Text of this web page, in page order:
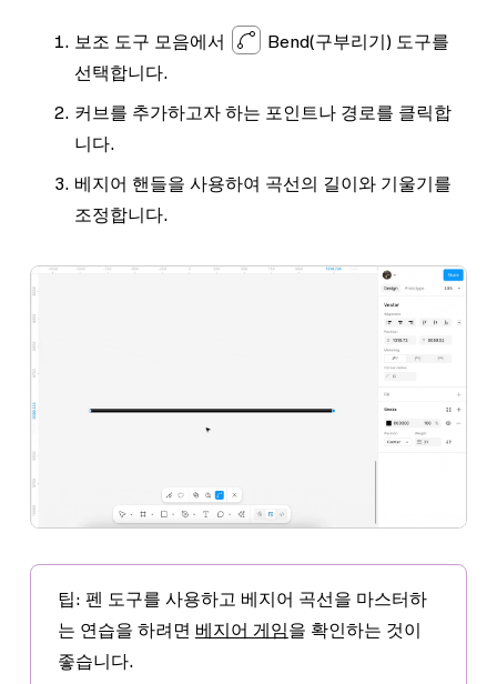
보조 도구 모음에서 Bend(구부리기) 도구를
선택합니다.
커브를 추가하고자 하는 포인트나 경로를 클릭합
니다.
베지어 핸들을 사용하여 곡선의 길이와 기울기를
조정합니다.
팁: 펜 도구를 사용하고 베지어 곡선을 마스터하
는 연습을 하려면 베지어 게임을 확인하는 것이
좋습니다.